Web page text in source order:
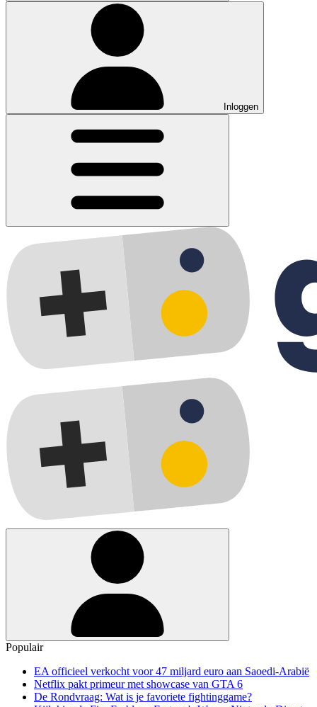
Inloggen
Populair
EA officieel verkocht voor 47 miljard euro aan Saoedi-Arabië
Netflix pakt primeur met showcase van GTA 6
De Rondvraag: Wat is je favoriete fightinggame?